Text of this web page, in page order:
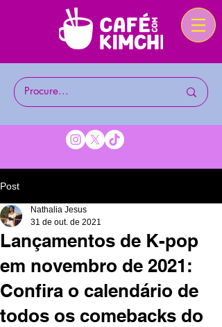
Post
Lançamentos de K-pop
em novembro de 2021:
Confira o calendário de
todos os comebacks do
Nathalia Jesus
31 de out. de 2021